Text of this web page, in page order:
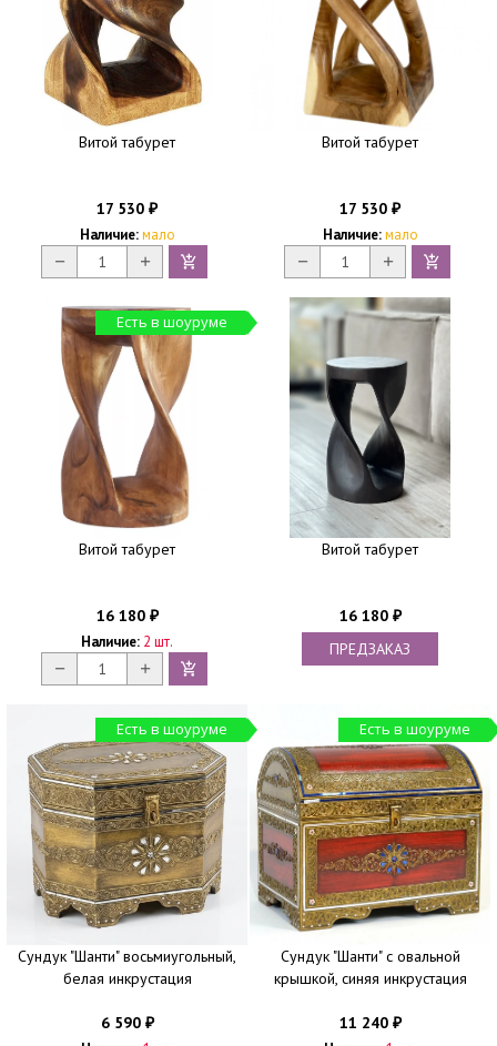
Витой табурет
17 530 ₽
Наличие: мало
Витой табурет
17 530 ₽
Наличие: мало
Есть в шоуруме
Витой табурет
16 180 ₽
Наличие: 2 шт.
Витой табурет
16 180 ₽
ПРЕДЗАКАЗ
Есть в шоуруме
Сундук "Шанти" восьмиугольный,
белая инкрустация
6 590 ₽
Есть в шоуруме
Сундук "Шанти" с овальной
крышкой, синяя инкрустация
11 240 ₽